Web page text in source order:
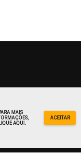
MAIS
AQUI.
ACEITAR